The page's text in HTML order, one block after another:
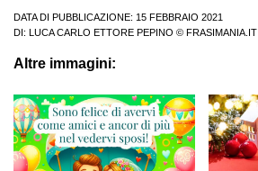
DATA DI PUBBLICAZIONE: 15 FEBBRAIO 2021
DI:
LUCA CARLO ETTORE PEPINO © FRASIMANIA.IT
Altre immagini: